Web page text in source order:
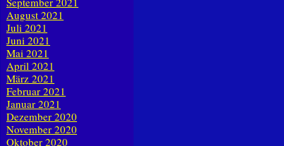
August 2021
Juli 2021
Juni 2021
Mai 2021
April 2021
März 2021
Februar 2021
Januar 2021
Dezember 2020
November 2020
Oktober 2020